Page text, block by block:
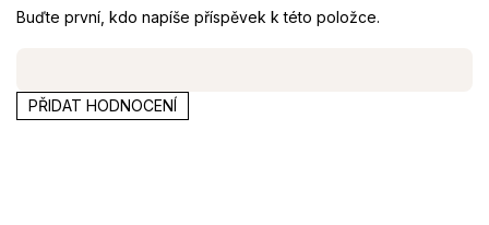
Buďte první, kdo napíše příspěvek k této položce.
PŘIDAT HODNOCENÍ